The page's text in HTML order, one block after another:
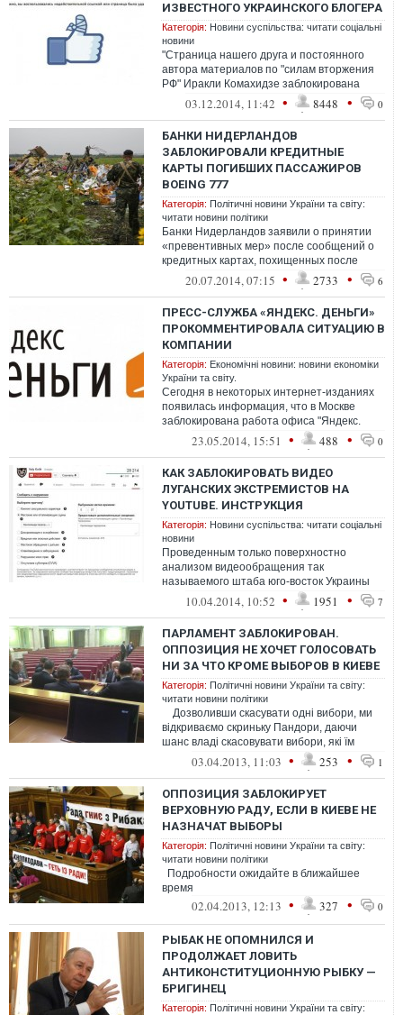
ИЗВЕСТНОГО УКРАИНСКОГО БЛОГЕРА
Категорія: Новини суспільства: читати соціальні
новини
"Страница нашего друга и постоянного
автора материалов по "силам вторжения
РФ" Иракли Комахидзе заблокирована
злоумышленниками", - пишет на ...
03.12.2014, 11:42 • 8448 • 0
БАНКИ НИДЕРЛАНДОВ
ЗАБЛОКИРОВАЛИ КРЕДИТНЫЕ
КАРТЫ ПОГИБШИХ ПАССАЖИРОВ
BOEING 777
Категорія: Політичні новини України та світу:
читати новини політики
Банки Нидерландов заявили о принятии
«превентивных мер» после сообщений о
кредитных картах, похищенных после
крушения Boeing 777 на восток...
20.07.2014, 07:15 • 2733 • 6
ПРЕСС-СЛУЖБА «ЯНДЕКС. ДЕНЬГИ»
ПРОКОММЕНТИРОВАЛА СИТУАЦИЮ В
КОМПАНИИ
Категорія: Економічні новини: новини економіки
України та світу.
Сегодня в некоторых интернет-изданиях
появилась информация, что в Москве
заблокирована работа офиса "Яндекс.
Деньги"23.05.2014, 15:51 • 488 • 0
КАК ЗАБЛОКИРОВАТЬ ВИДЕО
ЛУГАНСКИХ ЭКСТРЕМИСТОВ НА
YOUTUBE. ИНСТРУКЦИЯ
Категорія: Новини суспільства: читати соціальні
новини
Проведенным только поверхностно
анализом видеообращения так
называемого штаба юго-восток Украины
установлено, что люди произносящие
речь, не являются ...
10.04.2014, 10:52 • 1951 • 7
ПАРЛАМЕНТ ЗАБЛОКИРОВАН.
ОППОЗИЦИЯ НЕ ХОЧЕТ ГОЛОСОВАТЬ
НИ ЗА ЧТО КРОМЕ ВЫБОРОВ В КИЕВЕ
Категорія: Політичні новини України та світу:
читати новини політики
Дозволивши скасувати одні вибори, ми
відкриваємо скриньку Пандори, даючи
шанс владі скасовувати вибори, які їм
заманеться, в тому чи...
03.04.2013, 11:03 • 253 • 1
ОППОЗИЦИЯ ЗАБЛОКИРУЕТ
ВЕРХОВНУЮ РАДУ, ЕСЛИ В КИЕВЕ НЕ
НАЗНАЧАТ ВЫБОРЫ
Категорія: Політичні новини України та світу:
читати новини політики
Подробности ожидайте в ближайшее
время
02.04.2013, 12:13 • 327 • 0
РЫБАК НЕ ОПОМНИЛСЯ И
ПРОДОЛЖАЕТ ЛОВИТЬ
АНТИКОНСТИТУЦИОННУЮ РЫБКУ —
БРИГИНЕЦ
Категорія: Політичні новини України та світу: